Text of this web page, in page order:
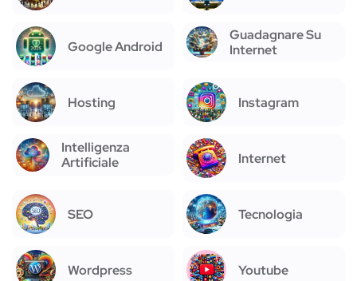
Google Android
Guadagnare Su
Internet
Hosting Instagram
Intelligenza
Artificiale
Internet
SEO Tecnologia
Wordpress Youtube